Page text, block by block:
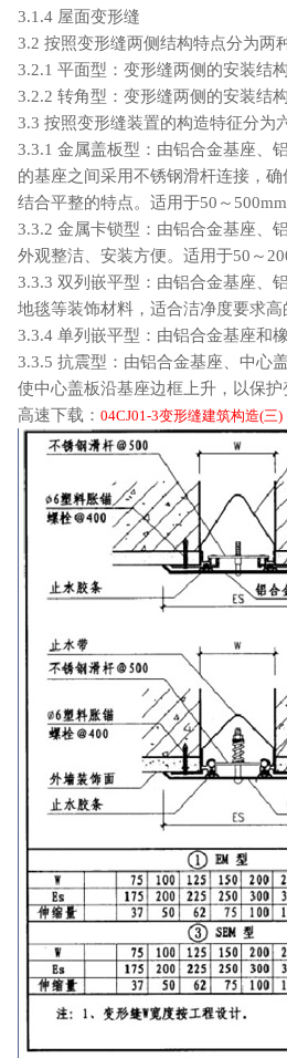
3.1.4 屋面变形缝
3.2 按照变形缝两侧结构特点分为两
3.2.1 平面型：变形缝两侧的安装结
3.2.2 转角型：变形缝两侧的安装结
3.3 按照变形缝装置的构造特征分为
3.3.1 金属盖板型：由铝合金基座、
的基座之间采用不锈钢滑杆连接，
结合平整的特点。适用于50～500mm
3.3.2 金属卡锁型：由铝合金基座、
外观整洁、安装方便。适用于50～
3.3.3 双列嵌平型：由铝合金基座、
地毯等装饰材料，适合洁净度要求高
3.3.4 单列嵌平型：由铝合金基座和
3.3.5 抗震型：由铝合金基座、中心
使中心盖板沿基座边框上升，以保
高速下载： 04CJ01-3变形缝建筑构造(三)